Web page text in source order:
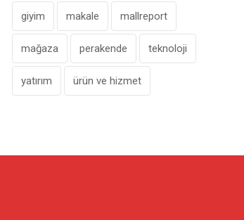
giyim makale mallreport
mağaza perakende teknoloji
yatırım ürün ve hizmet